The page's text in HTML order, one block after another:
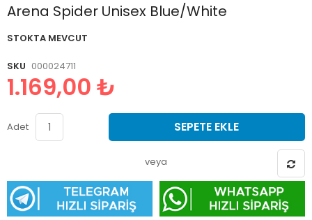
Arena Spider Unisex Blue/White
STOKTA MEVCUT
SKU 000024711
1.169,00 ₺
Adet SEPETE EKLE
veya
Resim
başlangıcına